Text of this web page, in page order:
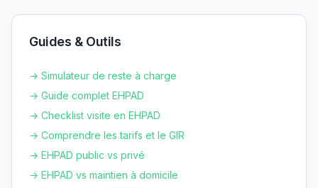
Guides & Outils
→ Simulateur de reste à charge
→ Guide complet EHPAD
→ Checklist visite en EHPAD
→ Comprendre les tarifs et le GIR
→ EHPAD public vs privé
→ EHPAD vs maintien à domicile